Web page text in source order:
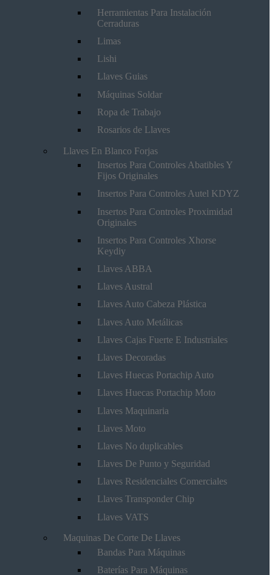
Herramientas Para Instalación
Cerraduras
Limas
Lishi
Llaves Guias
Máquinas Soldar
Ropa de Trabajo
Rosarios de Llaves
Llaves En Blanco Forjas
Insertos Para Controles Abatibles Y
Fijos Originales
Insertos Para Controles Autel KDYZ
Insertos Para Controles Proximidad
Originales
Insertos Para Controles Xhorse
Keydiy
Llaves ABBA
Llaves Austral
Llaves Auto Cabeza Plástica
Llaves Auto Metálicas
Llaves Cajas Fuerte E Industriales
Llaves Decoradas
Llaves Huecas Portachip Auto
Llaves Huecas Portachip Moto
Llaves Maquinaria
Llaves Moto
Llaves No duplicables
Llaves De Punto y Seguridad
Llaves Residenciales Comerciales
Llaves Transponder Chip
Llaves VATS
Maquinas De Corte De Llaves
Bandas Para Máquinas
Baterías Para Máquinas